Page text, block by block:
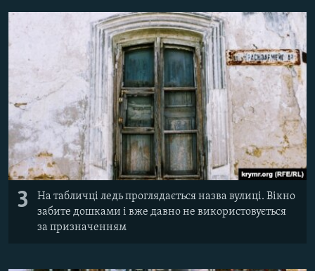
3
На табличці ледь проглядається назва вулиці. Вікно
забите дошками і вже давно не використовується
за призначенням